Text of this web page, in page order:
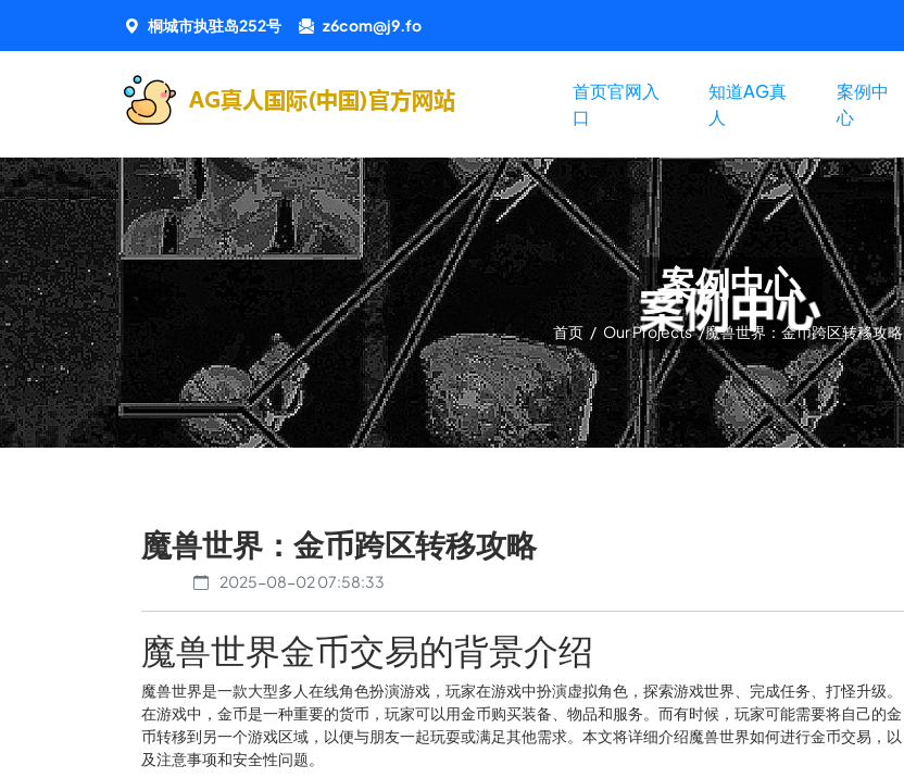
桐城市执驻岛252号 z6com@j9.fo
首页官网入
口
知道AG真
人
案例中
心
案例中心
首页 / Our Projects /魔兽世界：金币跨区转移攻略
魔兽世界：金币跨区转移攻略
2025-08-02 07:58:33
魔兽世界金币交易的背景介绍
魔兽世界是一款大型多人在线角色扮演游戏，玩家在游戏中扮演虚拟角色，探索游戏世界、完成任务、打怪升级。
在游戏中，金币是一种重要的货币，玩家可以用金币购买装备、物品和服务。而有时候，玩家可能需要将自己的金
币转移到另一个游戏区域，以便与朋友一起玩耍或满足其他需求。本文将详细介绍魔兽世界如何进行金币交易，以
及注意事项和安全性问题。